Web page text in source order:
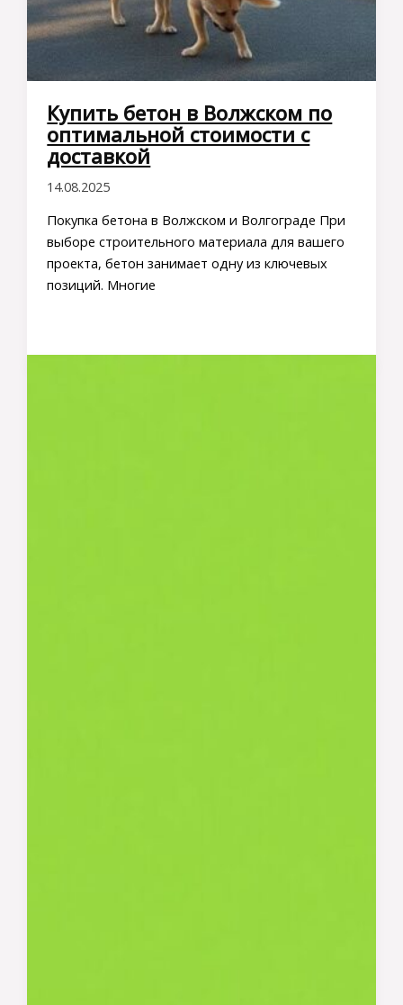
Купить бетон в Волжском по
оптимальной стоимости с
доставкой
14.08.2025
Покупка бетона в Волжском и Волгограде При
выборе строительного материала для вашего
проекта, бетон занимает одну из ключевых
позиций. Многие